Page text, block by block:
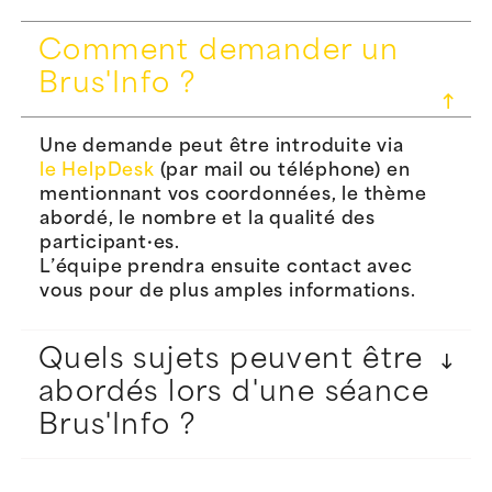
Comment demander un
Brus'Info ?
Une demande peut être introduite via
le HelpDesk (par mail ou téléphone) en
mentionnant vos coordonnées, le thème
abordé, le nombre et la qualité des
participant·es.
L’équipe prendra ensuite contact avec
vous pour de plus amples informations.
Quels sujets peuvent être
abordés lors d'une séance
Brus'Info ?